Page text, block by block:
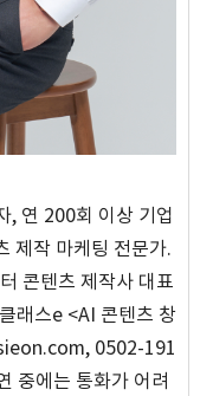
, 연 200회 이상 기업
제작 마케팅 전문가.
콘텐츠 제작사 대표
래스e <AI 콘텐츠 창
0502-191
중에는 통화가 어려